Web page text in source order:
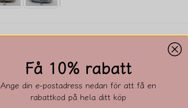
Beskrivning av Ragg
70% ull, 30% nylon
50g/nystan, ca 77m
Få 10% rabatt
Ange din e-postadress nedan för att få en
rabattkod på hela ditt köp